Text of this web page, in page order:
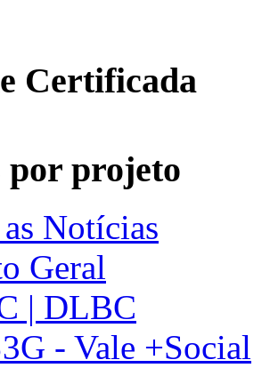
Certificada
por projeto
Notícias
Geral
| DLBC
- Vale +Social